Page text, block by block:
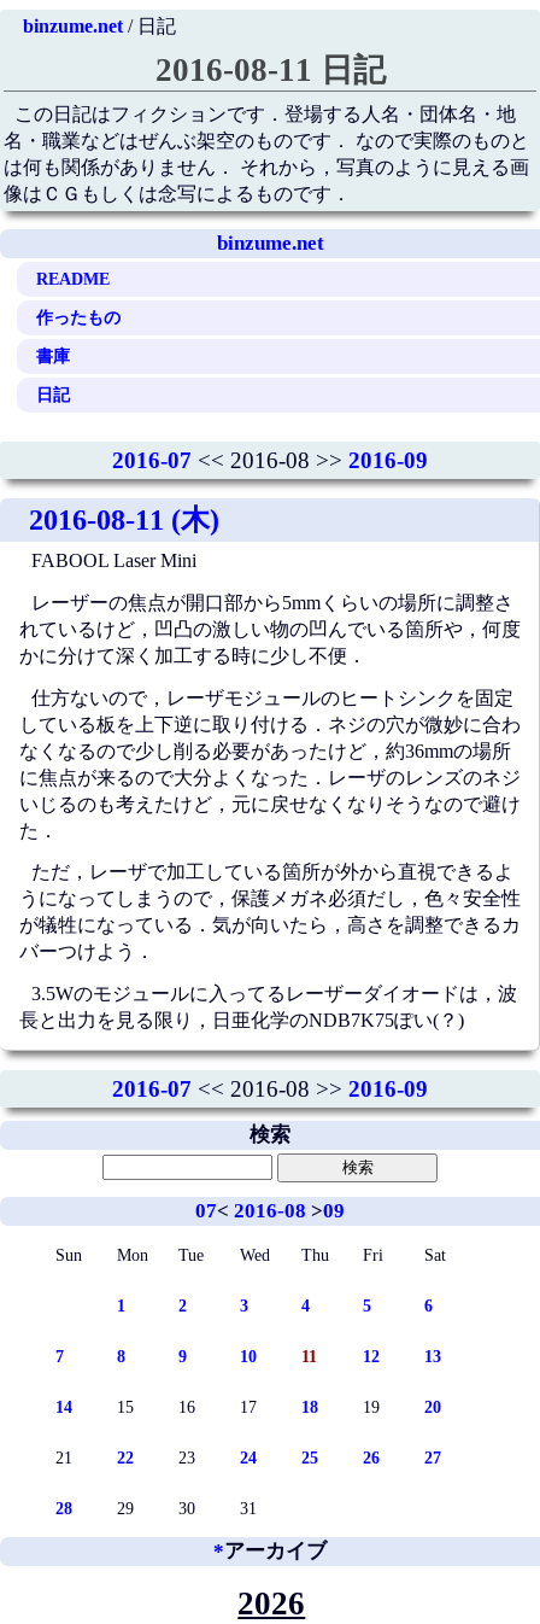
binzume.net/ 日記
2016-08-11 日記
この日記はフィクションです．登場する人名・団体名・地
名・職業などはぜんぶ架空のものです． なので実際のものと
は何も関係がありません． それから，写真のように見える画
像はＣＧもしくは念写によるものです．
binzume.net
README
作ったもの
書庫
日記
2016-07 << 2016-08 >> 2016-09
2016-08-11 (木)
FABOOL Laser Mini
レーザーの焦点が開口部から5mmくらいの場所に調整さ
れているけど，凹凸の激しい物の凹んでいる箇所や，何度
かに分けて深く加工する時に少し不便．
仕方ないので，レーザモジュールのヒートシンクを固定
している板を上下逆に取り付ける．ネジの穴が微妙に合わ
なくなるので少し削る必要があったけど，約36mmの場所
に焦点が来るので大分よくなった．レーザのレンズのネジ
いじるのも考えたけど，元に戻せなくなりそうなので避け
た．
ただ，レーザで加工している箇所が外から直視できるよ
うになってしまうので，保護メガネ必須だし，色々安全性
が犠牲になっている．気が向いたら，高さを調整できるカ
バーつけよう．
3.5Wのモジュールに入ってるレーザーダイオードは，波
長と出力を見る限り，日亜化学のNDB7K75ぽい(？)
2016-07 << 2016-08 >> 2016-09
検索
07< 2016-08 >09
Sun Mon Tue Wed Thu Fri Sat
1 2 3 4 5 6
7 8 9 10 11 12 13
14 15 16 17 18 19 20
21 22 23 24 25 26 27
28 29 30 31
*アーカイブ
2026